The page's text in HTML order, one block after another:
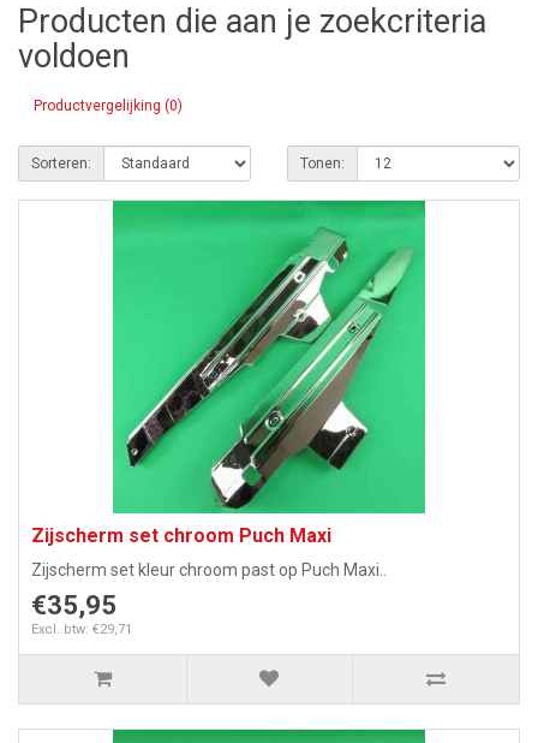
Producten die aan je zoekcriteria
voldoen
Productvergelijking (0)
Sorteren: Tonen:
Zijscherm set chroom Puch Maxi
Zijscherm set kleur chroom past op Puch Maxi..
€35,95
Excl. btw: €29,71